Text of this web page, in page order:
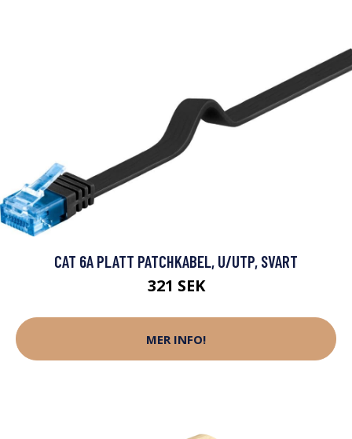
CAT 6A PLATT PATCHKABEL, U/UTP, SVART
321 SEK
MER INFO!